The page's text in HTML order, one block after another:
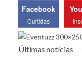
Facebook
Curtidas
Últimas notícias